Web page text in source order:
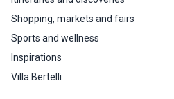
Shopping, markets and fairs
Sports and wellness
Inspirations
Villa Bertelli